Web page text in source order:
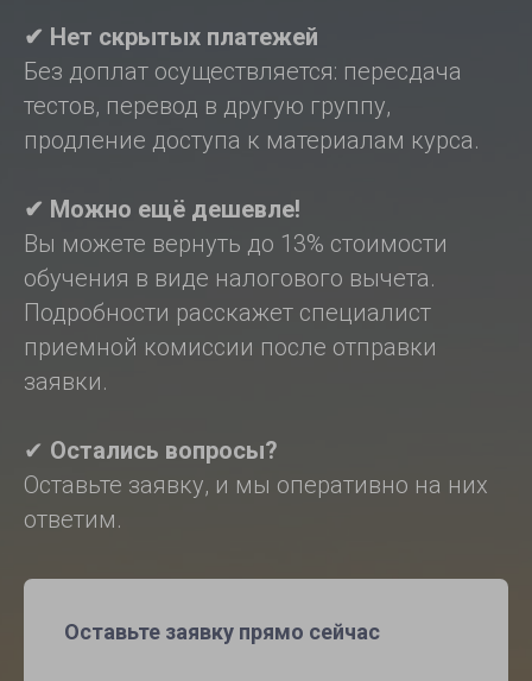
✔ Нет скрытых платежей
Без доплат осуществляется: пересдача
тестов, перевод в другую группу,
продление доступа к материалам курса.
✔ Можно ещё дешевле!
Вы можете вернуть до 13% стоимости
обучения в виде налогового вычета.
Подробности расскажет специалист
приемной комиссии после отправки
заявки.
✔ Остались вопросы?
Оставьте заявку, и мы оперативно на них
ответим.
Оставьте заявку прямо сейчас